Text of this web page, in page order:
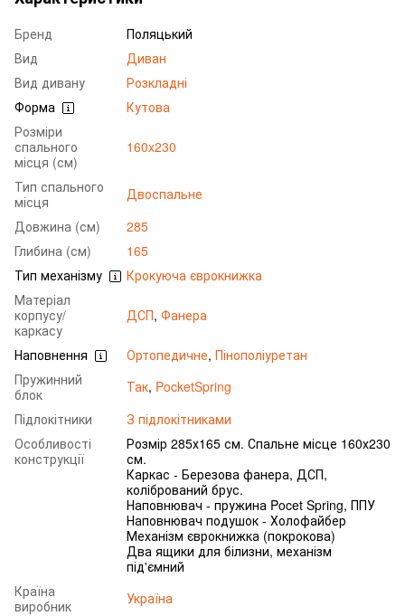
Бренд
Поляцький
Вид
Диван
Вид дивану
Розкладні
Форма
Кутова
Розміри
спального
місця (см)
160x230
Тип спального
місця
Двоспальне
Довжина (см)
285
Глибина (см)
165
Тип механізму
Крокуюча єврокнижка
Матеріал
корпусу/
каркасу
ДСП, Фанера
Наповнення Ортопедичне, Пінополіуретан
Пружинний
блок
Так, PocketSpring
Підлокітники
З підлокітниками
Особливості
конструкції
Розмір 285х165 см. Спальне місце 160х230
см.
Каркас - Березова фанера, ДСП,
колібрований брус.
Наповнювач - пружина Pocet Spring, ППУ
Наповнювач подушок - Холофайбер
Механізм єврокнижка (покрокова)
Два ящики для білизни, механізм
під'ємний
Країна
виробник
Україна